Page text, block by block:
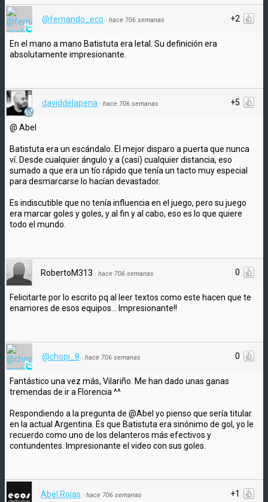
+2
@fernando_eco · hace 706 semanas
En el mano a mano Batistuta era letal. Su definición era
absolutamente impresionante.
+5
daviddelapena · hace 706 semanas
@ Abel
Batistuta era un escándalo. El mejor disparo a puerta que nunca
ví. Desde cualquier ángulo y a (casi) cualquier distancia, eso
sumado a que era un tío rápido que tenía un tacto muy especial
para desmarcarse lo hacían devastador.
Es indiscutible que no tenía influencia en el juego, pero su juego
era marcar goles y goles, y al fin y al cabo, eso es lo que quiere
todo el mundo.
0
RobertoM313 · hace 706 semanas
Felicitarte por lo escrito pq al leer textos como este hacen que te
enamores de esos equipos... Impresionante!!
0
@chopi_8 · hace 706 semanas
Fantástico una vez más, Vilariño. Me han dado unas ganas
tremendas de ir a Florencia ^^
Respondiendo a la pregunta de @Abel yo pienso que sería titular
en la actual Argentina. Es que Batistuta era sinónimo de gol, yo le
recuerdo como uno de los delanteros más efectivos y
contundentes. Impresionante el video con sus goles.
+1
Abel Rojas · hace 706 semanas